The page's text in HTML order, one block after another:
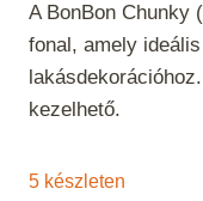
A BonBon Chunky
fonal, amely
kezelhető.
5 készleten